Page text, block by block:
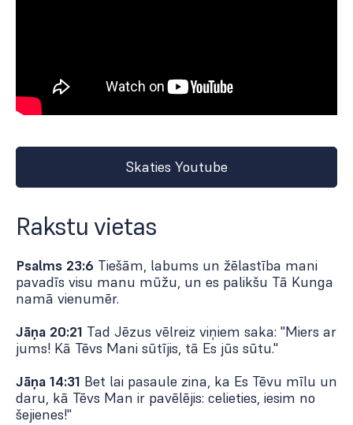
Skaties Youtube
Rakstu vietas
Psalms 23:6 Tiešām, labums un žēlastība mani
pavadīs visu manu mūžu, un es palikšu Tā Kunga
namā vienumēr.
Jāņa 20:21 Tad Jēzus vēlreiz viņiem saka: "Miers ar
jums! Kā Tēvs Mani sūtījis, tā Es jūs sūtu."
Jāņa 14:31 Bet lai pasaule zina, ka Es Tēvu mīlu un
daru, kā Tēvs Man ir pavēlējis: celieties, iesim no
šejienes!"